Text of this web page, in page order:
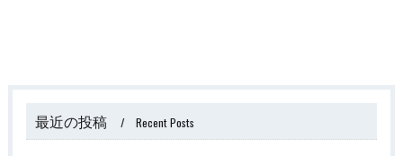
最近の投稿 Recent Posts